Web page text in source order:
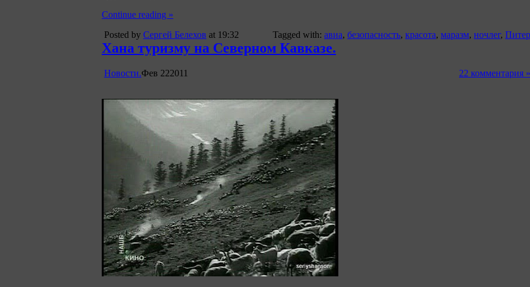
Continue reading »
Posted by Сергей Белехов at 19:32 Tagged with: авиа, безопасность, красота, маразм, ночлег, Питер
Хана туризму на Северном Кавказе.
Новости. 22 комментария »
Фев 222011